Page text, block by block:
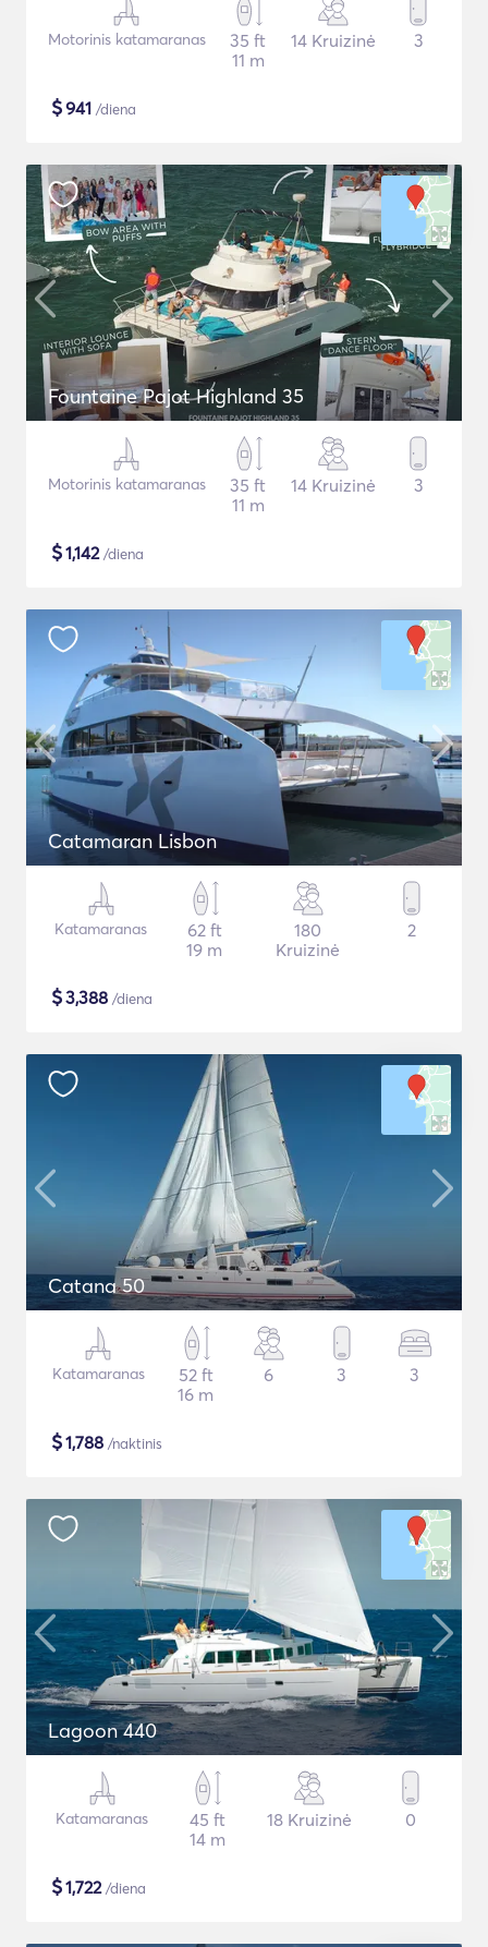
Motorinis katamaranas
35 ft
11 m
14 Kruizinė 3
$941 /diena
Fountaine Pajot Highland 35
Motorinis katamaranas
35 ft
11 m
14 Kruizinė 3
$1,142/diena
Catamaran Lisbon
Katamaranas
62 ft
19 m
180
Kruizinė
2
$3,388 /diena
Catana 50
Katamaranas
52 ft
16 m
6 3 3
$1,788 /naktinis
Lagoon 440
Katamaranas
45 ft
14 m
18 Kruizinė 0
$1,722/diena